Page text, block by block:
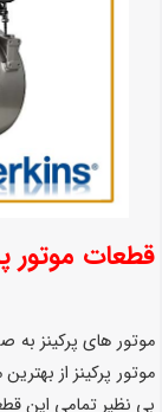
قطعات موتور
موتور های پرکینز
موتور پرکینز از
بی نظیر تمامی این